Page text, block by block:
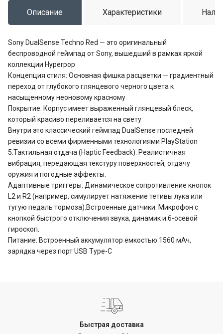
Описание Характеристики
Sony DualSense Techno Red — это оригинальный
беспроводной геймпад от Sony, вышедший в рамках яркой
коллекции Hyperpop
Концепция стиля: Основная фишка расцветки — градиентный
переход от глубокого глянцевого черного цвета к
насыщенному неоновому красному
Покрытие: Корпус имеет выраженный глянцевый блеск,
который красиво переливается на свету
Внутри это классический геймпад DualSense последней
ревизии со всеми фирменными технологиями PlayStation
5:Тактильная отдача (Haptic Feedback): Реалистичная
вибрация, передающая текстуру поверхностей, отдачу
оружия и погодные эффекты.
Адаптивные триггеры: Динамическое сопротивление кнопок
L2 и R2 (например, симулирует натяжение тетивы лука или
тугую педаль тормоза).Встроенные датчики: Микрофон с
кнопкой быстрого отключения звука, динамик и 6-осевой
гироскоп.
Питание: Встроенный аккумулятор емкостью 1560 мАч,
зарядка через порт USB Type-C
Быстрая доставка